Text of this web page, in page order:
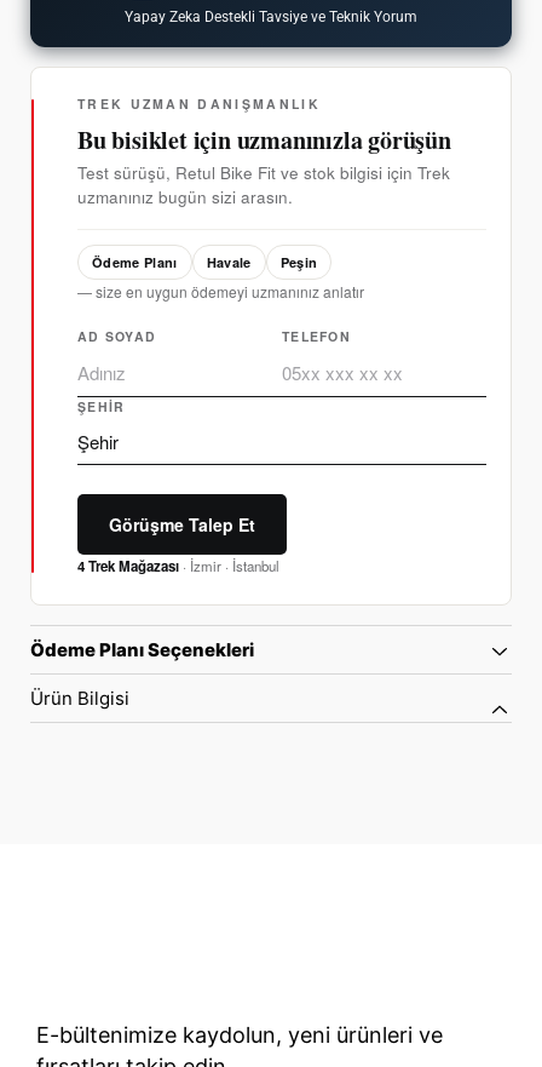
Yapay Zeka Destekli Tavsiye ve Teknik Yorum
TREK UZMAN DANIŞMANLIK
Bu bisiklet için uzmanınızla görüşün
Test sürüşü, Retul Bike Fit ve stok bilgisi için Trek
uzmanınız bugün sizi arasın.
Ödeme Planı Havale Peşin
— size en uygun ödemeyi uzmanınız anlatır
AD SOYAD TELEFON
ŞEHIR
Görüşme Talep Et
4 Trek Mağazası · İzmir · İstanbul
Ödeme Planı Seçenekleri
Ürün Bilgisi
E-bültenimize kaydolun, yeni ürünleri ve